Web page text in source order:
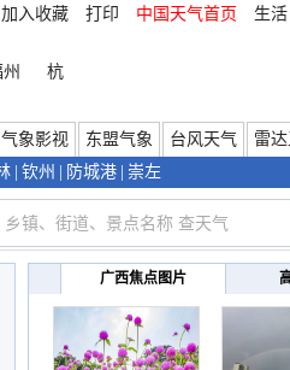
加入收藏 打印 中国天气首页 生活
杭
气象影视 东盟气象 台风天气
雷
钦州 防城港 崇左
广西焦点图片